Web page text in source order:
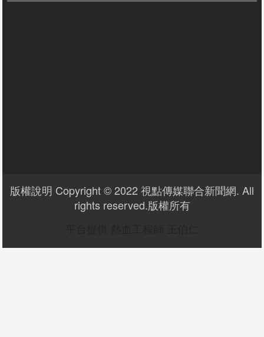
版權說明 Copyright © 2022 視點傳媒聯合新聞網. All
rights reserved.版權所有